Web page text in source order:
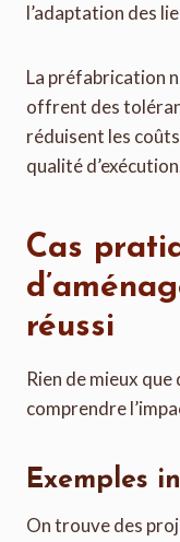
l’adaptation des
La préfabrication
offrent des
réduisent les
qualité
Cas
réussi
Rien de mieux
comprendre
Exemples
On trouve des